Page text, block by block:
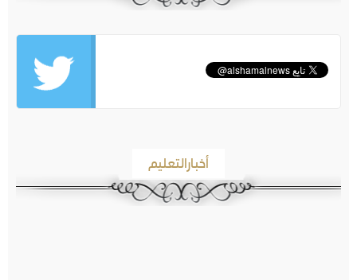
أخبارالتعليم